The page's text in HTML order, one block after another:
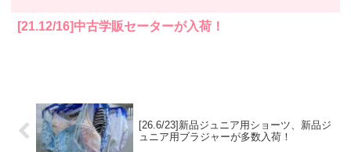
[21.12/16]中古学販セーターが入荷！
[26.6/23]新品ジュニア用ショーツ、新品ジ
ュニア用ブラジャーが多数入荷！